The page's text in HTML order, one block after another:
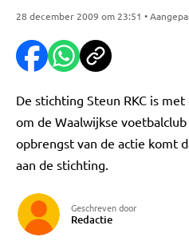
28 december 2009 om 23:51 •
De stichting Steun RKC is
om de Waalwijkse
opbrengst van de actie komt
aan de stichting.
Geschreven door
Redactie